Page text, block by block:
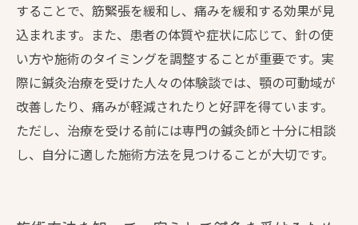
することで、筋緊張を緩和し、痛みを緩和する効果が見
込まれます。また、患者の体質や症状に応じて、針の使
い方や施術のタイミングを調整することが重要です。実
際に鍼灸治療を受けた人々の体験談では、顎の可動域が
改善したり、痛みが軽減されたりと好評を得ています。
ただし、治療を受ける前には専門の鍼灸師と十分に相談
し、自分に適した施術方法を見つけることが大切です。